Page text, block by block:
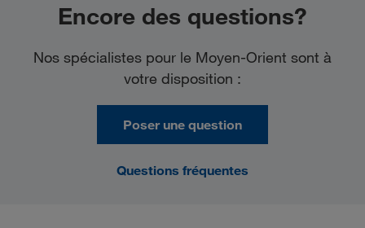
Encore des questions?
Nos spécialistes pour le Moyen-Orient sont à
votre disposition :
Poser une question
Questions fréquentes